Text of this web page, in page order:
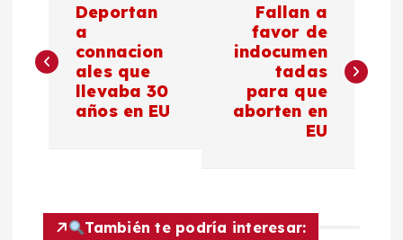
a
v
a
Deportan
a
connacion
ales que
llevaba 30
años en EU
Fallan a
favor de
indocumen
tadas
para que
aborten en
EU
También te podría interesar: